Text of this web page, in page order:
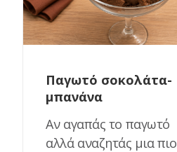
Παγωτό σοκολάτα-
μπανάνα
Αν αγαπάς το παγωτό
αλλά αναζητάς μια πιο